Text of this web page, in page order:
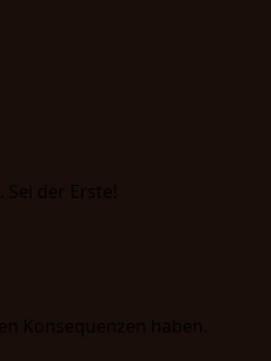
der Erste!
Konsequenzen haben.